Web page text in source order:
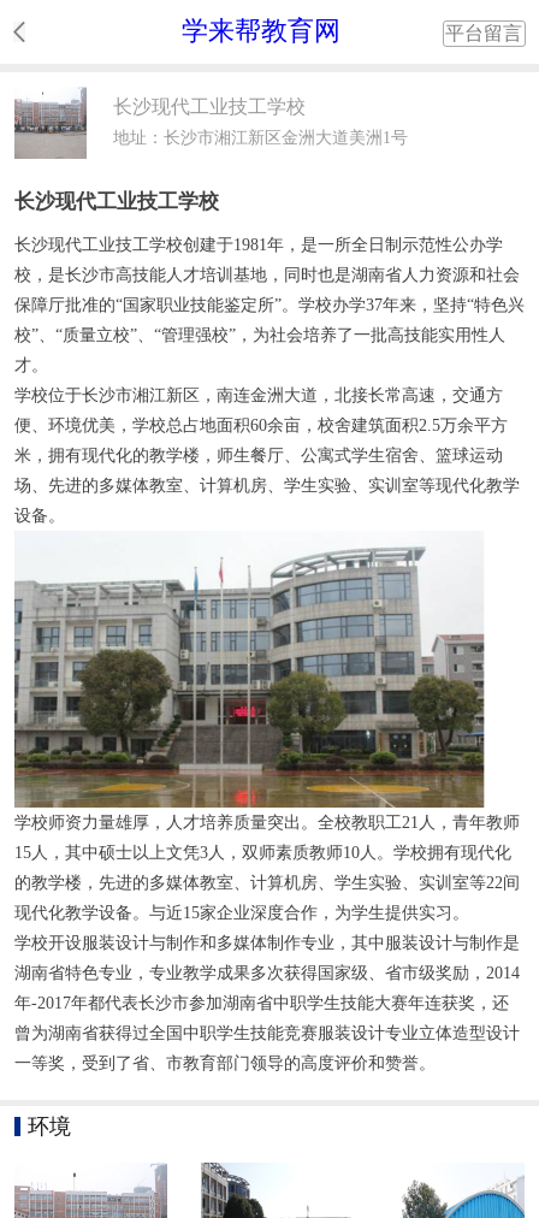
学来帮教育网 平台留言
长沙现代工业技工学校
地址：长沙市湘江新区金洲大道美洲1号
长沙现代工业技工学校
长沙现代工业技工学校创建于1981年，是一所全日制示范性公办学
校，是长沙市高技能人才培训基地，同时也是湖南省人力资源和社会
保障厅批准的“国家职业技能鉴定所”。学校办学37年来，坚持“特色兴
校”、“质量立校”、“管理强校”，为社会培养了一批高技能实用性人
才。
学校位于长沙市湘江新区，南连金洲大道，北接长常高速，交通方
便、环境优美，学校总占地面积60余亩，校舍建筑面积2.5万余平方
米，拥有现代化的教学楼，师生餐厅、公寓式学生宿舍、篮球运动
场、先进的多媒体教室、计算机房、学生实验、实训室等现代化教学
设备。
学校师资力量雄厚，人才培养质量突出。全校教职工21人，青年教师
15人，其中硕士以上文凭3人，双师素质教师10人。学校拥有现代化
的教学楼，先进的多媒体教室、计算机房、学生实验、实训室等22间
现代化教学设备。与近15家企业深度合作，为学生提供实习。
学校开设服装设计与制作和多媒体制作专业，其中服装设计与制作是
湖南省特色专业，专业教学成果多次获得国家级、省市级奖励，2014
年-2017年都代表长沙市参加湖南省中职学生技能大赛年连获奖，还
曾为湖南省获得过全国中职学生技能竞赛服装设计专业立体造型设计
一等奖，受到了省、市教育部门领导的高度评价和赞誉。
环境